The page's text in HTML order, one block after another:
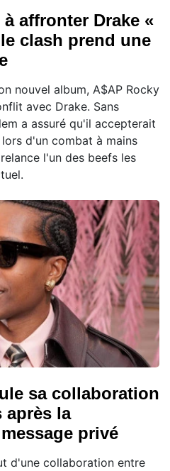
affronter Drake «
clash prend une
nouvel album, A$AP Rocky
avec Drake. Sans
a assuré qu'il accepterait
d'un combat à mains
l'un des beefs les
sa collaboration
après la
privé
d'une collaboration entre